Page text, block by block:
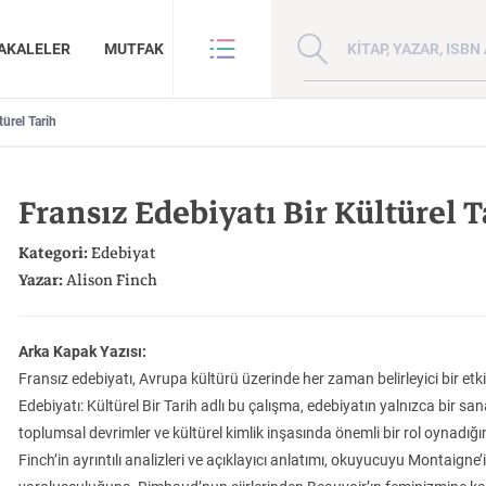
MUTFAK
Sanat
İnsan ve Toplum Çocuk Kitaplığı
Zaman: Antik Teoriler ve Takipçileri
Doğu Hilafeti’nin
Toprakları İslam Fethinden Timur’a Mezopotamya, Iran Ve Türkistan
KATEGORİ:
Çin: Tarih, Kültür ve
Medeniyet
KATEGORİ:
Kuzey Kafkasya
Halkları
KATEGORİ:
BİZE ULAŞIN
Tarih
Fransız Edebiyatı Bir Kültürel
Kategori:Edebiyat
Yazar:Alison Finch
Arka Kapak Yazısı:
Fransız edebiyatı, Avrupa kültürü üzerinde her zaman belirleyici bir
Edebiyatı: Kültürel Bir Tarih adlı bu çalışma, edebiyatın yalnızca bir
toplumsal devrimler ve kültürel kimlik inşasında önemli bir rol
Finch’in ayrıntılı analizleri ve açıklayıcı anlatımı, okuyucuyu